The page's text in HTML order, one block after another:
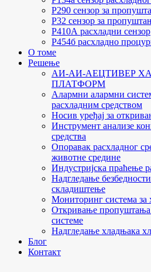
Р290 сензор за
Р32 сензор за
Р410А расхладни сензор
Р454б расхладно
О томе
Решење
АИ-АИ-АЕЦТИВЕР
ПЛАТФОРМ
Алармни алармни
расхладним средством
Носив уређај за
Инструмент анализе
средства
Опоравак расхладног
животне средине
Индустријска праћење
Надгледање
складиштење
Мониторинг система за
Откривање
системе
Надгледање хладњака
Блог
Контакт